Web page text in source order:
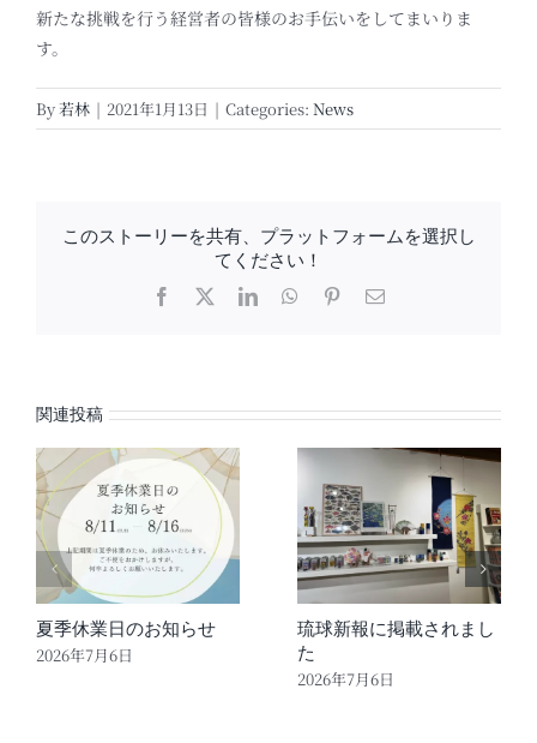
新たな挑戦を行う経営者の皆様のお手伝いをしてまいりま
す。
By若林 | 2021年1月13日 | Categories: News
このストーリーを共有、プラットフォームを選択し
てください！
Facebook LinkedInWhatsApp
Pinterest
電
関連投稿
夏季休業日のお知らせ
2026年7月6日
琉球新報に掲載されまし
た
2026年7月6日